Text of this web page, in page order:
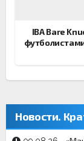
IBA Bare
Новости.